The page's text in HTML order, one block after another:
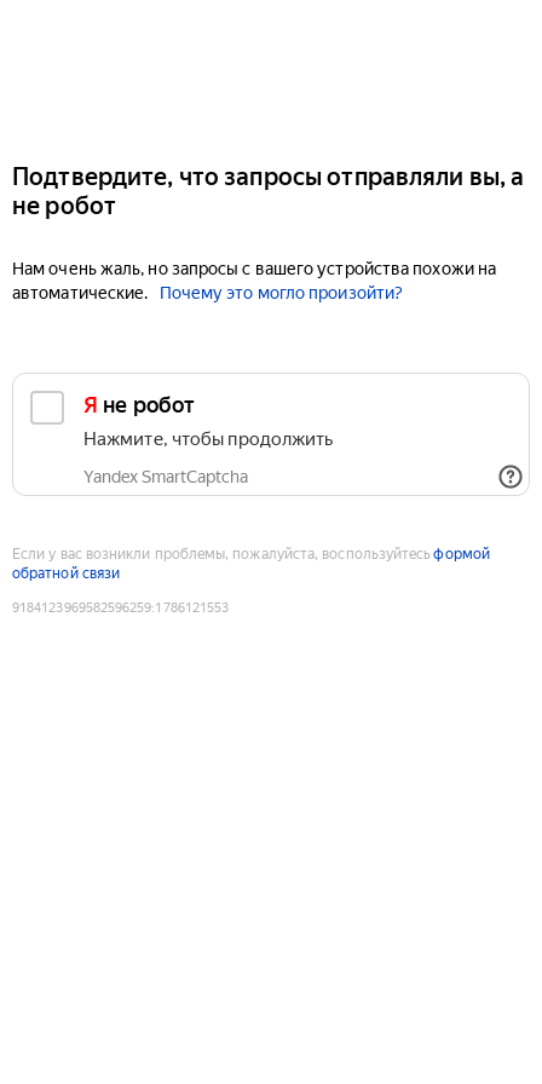
Подтвердите, что запросы отправляли вы, а
не робот
Нам очень жаль, но запросы с вашего устройства похожи на
автоматические.
Почему это могло произойти?
Я не робот
Нажмите, чтобы продолжить
Yandex SmartCaptcha
Если у вас возникли проблемы, пожалуйста, воспользуйтесьформой
обратной связи
9184123969582596259:1786121553